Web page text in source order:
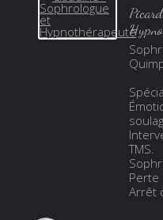
TMS.
Perte
Arrêt